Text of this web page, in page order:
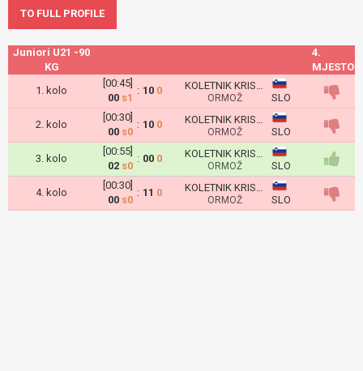
TO FULL PROFILE
Juniori U21 -90
KG
4.
MJESTO
1. kolo
[00:45]
00 s1
: 10 0 KOLETNIK KRISTIJAN
ORMOŽ SLO
2. kolo
[00:30]
00 s0
: 10 0 KOLETNIK KRISTIJAN
ORMOŽ SLO
3. kolo
[00:55]
02 s0
: 00 0 KOLETNIK KRISTIJAN
ORMOŽ SLO
4. kolo
[00:30]
00 s0
: 11 0 KOLETNIK KRISTIJAN
ORMOŽ SLO